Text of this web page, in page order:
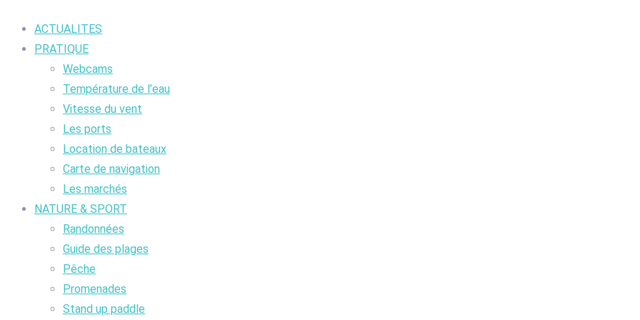
ACTUALITES
PRATIQUE
Webcams
Température de l’eau
Vitesse du vent
Les ports
Location de bateaux
Carte de navigation
Les marchés
NATURE & SPORT
Randonnées
Guide des plages
Pêche
Promenades
Stand up paddle